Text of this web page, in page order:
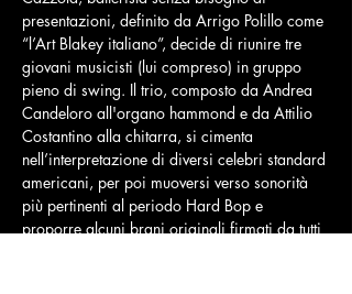
presentazioni, definito da Arrigo Polillo come
“l’Art Blakey italiano”, decide di riunire tre
giovani musicisti (lui compreso) in gruppo
pieno di swing. Il trio, composto da Andrea
Candeloro all'organo hammond e da Attilio
Costantino alla chitarra, si cimenta
nell’interpretazione di diversi celebri standard
americani, per poi muoversi verso sonorità
più pertinenti al periodo Hard Bop e
proporre alcuni brani originali firmati da tutti